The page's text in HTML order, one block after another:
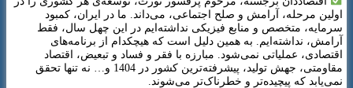
اولین مرحله، آرامش و صلح اجتماعی، می‌داند. ما در ایران، کمبود
سرمایه، متخصص و منابع فیزیکی نداشته‌ایم در این چهل سال، فقط
آرامش، نداشته‌ایم. به همین دلیل است که هیچکدام از برنامه‌های
اقتصادی، عملیاتی نمی‌شود. مبارزه با فقر و فساد و تبعیض، اقتصاد
مقاومتی، جهش تولید، پیشرفته‌ترین کشور در 1404 و… نه تنها تحقق
نمی‌یابد که پیچیده‌تر و خطرناک‌تر می‌شوند.